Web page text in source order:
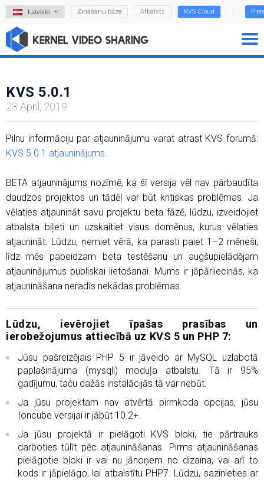
Latviski Zināšanu bāze Atbalsts KVS Cloud
KVS 5.0.1
23 April, 2019
Pilnu informāciju par atjauninājumu varat atrast KVS forumā:
KVS 5.0.1 atjauninājums.
BETA atjauninājums nozīmē, ka šī versija vēl nav pārbaudīta
daudzos projektos un tādēļ var būt kritiskas problēmas. Ja
vēlaties atjaunināt savu projektu beta fāzē, lūdzu, izveidojiet
atbalsta biļeti un uzskaitiet visus domēnus, kurus vēlaties
atjaunināt. Lūdzu, ņemiet vērā, ka parasti paiet 1–2 mēneši,
līdz mēs pabeidzam beta testēšanu un augšupielādējam
atjauninājumus publiskai lietošanai. Mums ir jāpārliecinās, ka
atjaunināšana neradīs nekādas problēmas.
Lūdzu, ievērojiet īpašas prasības un
ierobežojumus attiecībā uz KVS 5 un PHP 7:
Jūsu pašreizējais PHP 5 ir jāveido ar MySQL uzlabotā
paplašinājuma (mysqli) moduļa atbalstu. Tā ir 95%
gadījumu, taču dažās instalācijās tā var nebūt.
Ja jūsu projektam nav atvērtā pirmkoda opcijas, jūsu
Ioncube versijai ir jābūt 10.2+.
Ja jūsu projektā ir pielāgoti KVS bloki, tie pārtrauks
darboties tūlīt pēc atjaunināšanas. Pirms atjaunināšanas
pielāgotie bloki ir vai nu jānoņem no dizaina, vai arī to
kods ir jāpielāgo, lai atbalstītu PHP7. Lūdzu, sazinieties ar